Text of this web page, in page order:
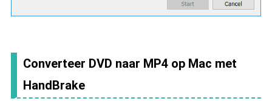
Converteer DVD naar MP4 op Mac met
HandBrake